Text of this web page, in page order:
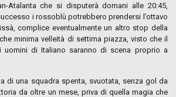
Atalanta che si disputerà domani alle 20:45,
i rossoblù potrebbero prendersi l’ottavo
complice eventualmente un altro stop della
minima velleità di settima piazza, visto che il
uomini di Italiano saranno di scena proprio a
di una squadra spenta, svuotata, senza gol da
da oltre un mese, priva di quella magia che